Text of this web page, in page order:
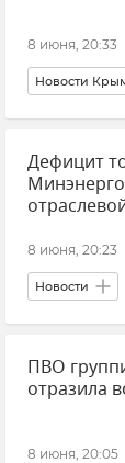
8 июня, 20:33
Новости
Белоруссия
Дефицит
8 июня, 20:23
Новости
Топливо
Топливо в
ПВО
отразила
8 июня, 20:05